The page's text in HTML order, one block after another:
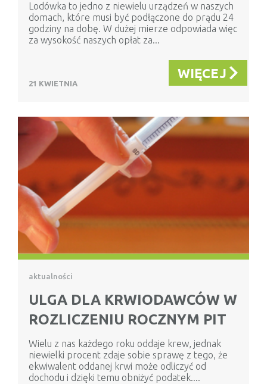
Lodówka to jedno z niewielu urządzeń w naszych
domach, które musi być podłączone do prądu 24
godziny na dobę. W dużej mierze odpowiada więc
za wysokość naszych opłat za...
21 KWIETNIA
WIĘCEJ
aktualności
ULGA DLA KRWIODAWCÓW W
ROZLICZENIU ROCZNYM PIT
Wielu z nas każdego roku oddaje krew, jednak
niewielki procent zdaje sobie sprawę z tego, że
ekwiwalent oddanej krwi może odliczyć od
dochodu i dzięki temu obniżyć podatek....